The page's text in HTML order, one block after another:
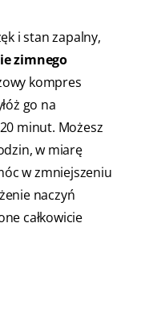
i stan zapalny,
zimnego
kompres
go na
minut. Możesz
w miarę
w zmniejszeniu
naczyń
całkowicie